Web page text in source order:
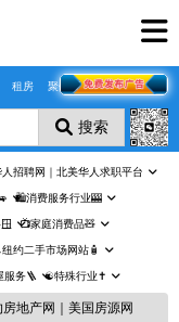
租房 聚合页
搜索
招聘网｜北美华人求职平台
🛍️消费服务行业🎰
📺家庭消费品🧸
纽约二手市场网站🧴
务🪜 ☯️特殊行业✝️
房地产网｜美国房源网